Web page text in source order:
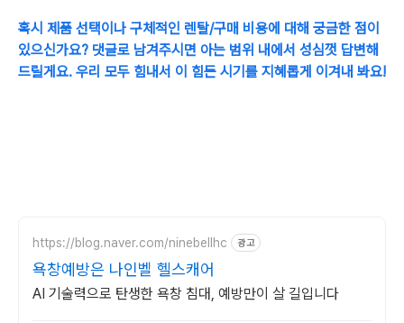
혹시 제품 선택이나 구체적인 렌탈/구매 비용에 대해 궁금한 점이
있으신가요? 댓글로 남겨주시면 아는 범위 내에서 성심껏 답변해
드릴게요. 우리 모두 힘내서 이 힘든 시기를 지혜롭게 이겨내 봐요!
https://blog.naver.com/ninebellhc 광고
욕창예방은 나인벨 헬스캐어
AI 기술력으로 탄생한 욕창 침대, 예방만이 살 길입니다